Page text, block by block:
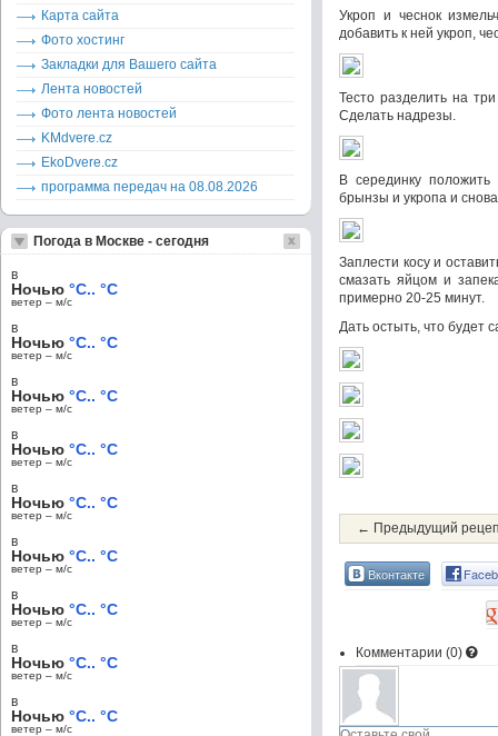
Укроп и чеснок
добавить к ней укроп,
Тесто разделить на
Сделать надрезы.
В серединку
брынзы и укропа и
Заплести косу и
смазать яйцом и
примерно 20-25 минут.
Дать остыть, что будет
← Предыдущий
Вконтакте
Комментарии (0)
Карта сайта
Фото хостинг
Закладки для Вашего сайта
Лента новостей
Фото лента новостей
KMdvere.cz
EkoDvere.cz
программа передач на 08.08.2026
Погода в Москве - сегодня
в
Ночью °C.. °C
ветер – м/c
в
Ночью °C.. °C
ветер – м/c
в
Ночью °C.. °C
ветер – м/c
в
Ночью °C.. °C
ветер – м/c
в
Ночью °C.. °C
ветер – м/c
в
Ночью °C.. °C
ветер – м/c
в
Ночью °C.. °C
ветер – м/c
в
Ночью °C.. °C
ветер – м/c
в
Ночью °C.. °C
ветер – м/c